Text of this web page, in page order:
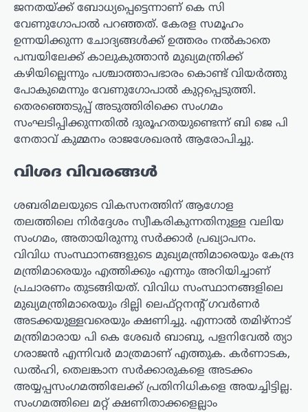
ജനതയ്ക്ക് ബോധ്യപ്പെട്ടെന്നാണ് കെ സി
വേണുഗോപാല്‍ പറഞ്ഞത്. കേരള സമൂഹം
ഉന്നയിക്കുന്ന ചോദ്യങ്ങള്‍ക്ക് ഉത്തരം നല്‍കാതെ
പമ്പയിലേക്ക് കാലുകുത്താന്‍ മുഖ്യമന്ത്രിക്ക്
കഴിയില്ലെന്നും പശ്ചാത്താപഭാരം കൊണ്ട് വിയര്‍ത്തു
പോകുമെന്നും വേണുഗോപാല്‍ കുറ്റപ്പെടുത്തി.
തെരഞ്ഞെടുപ്പ് അടുത്തിരിക്കെ സംഗമം
സംഘടിപ്പിക്കുന്നതിൽ ദുരൂഹതയുണ്ടെന്ന് ബി ജെ പി
നേതാവ് കുമ്മനം രാജശേഖരൻ ആരോപിച്ചു.
വിശദ വിവരങ്ങൾ
ശബരിമലയുടെ വികസനത്തിന് ആഗോള
തലത്തിലെ നിർദ്ദേശം സ്വീകരികുന്നതിനുള്ള വലിയ
സംഗമം, അതായിരുന്നു സർക്കാർ പ്രഖ്യാപനം.
വിവിധ സംസ്ഥാനങ്ങളുടെ മുഖ്യമന്ത്രിമാരെയും കേന്ദ്ര
മന്ത്രിമാരെയും എത്തിക്കും എന്നും അറിയിച്ചാണ്
പ്രചാരണം തുടങ്ങിയത്. വിവിധ സംസ്ഥാനങ്ങളിലെ
മുഖ്യമന്ത്രിമാരെയും ദില്ലി ലെഫ്റ്റനന്‍റ് ഗവർണർ
അടക്കയുള്ളവരെയും ക്ഷണിച്ചു. എന്നാൽ തമിഴ്നാട്
മന്ത്രിമാരായ പി കെ ശേഖർ ബാബു, പളനിവേൽ ത്യാ​
ഗരാജൻ എന്നിവർ മാത്രമാണ് എത്തുക. കർണാടക,
ഡൽഹി, തെലങ്കാന സർക്കാരുകളെ അടക്കം
അയ്യപ്പസംഗമത്തിലേക്ക് പ്രതിനിധികളെ അയച്ചിട്ടില്ല.
സംഗമത്തിലെ മറ്റ് ക്ഷണിതാക്കളെല്ലാം